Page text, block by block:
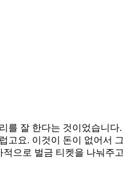
를 잘 한다는 것이었습니
요. 이것이 돈이 없어서
으로 벌금 티켓을 나눠주